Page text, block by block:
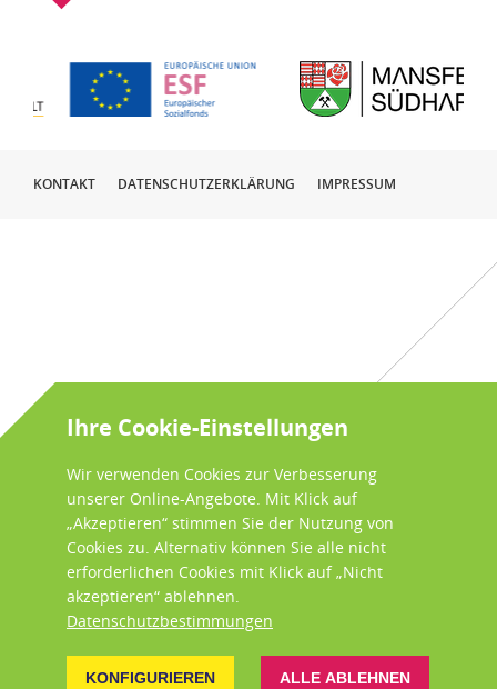
KONTAKT DATENSCHUTZERKLÄRUNG IMPRESSUM
Ihre Cookie-Einstellungen
Wir verwenden Cookies zur Verbesserung
unserer Online-Angebote. Mit Klick auf
„Akzeptieren“ stimmen Sie der Nutzung von
Cookies zu. Alternativ können Sie alle nicht
erforderlichen Cookies mit Klick auf „Nicht
akzeptieren“ ablehnen.
Datenschutzbestimmungen
KONFIGURIEREN ALLE ABLEHNEN